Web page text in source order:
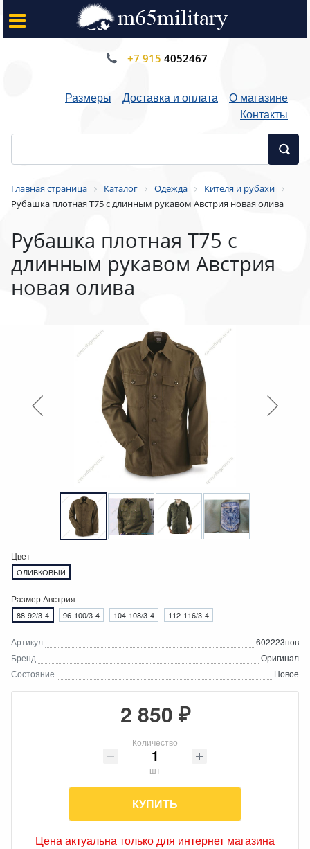
+7 915 4052467
Размеры Доставка и оплата
О магазине
Контакты
Главная страница Каталог Одежда
Кителя и рубахи
Рубашка плотная T75 с длинным рукавом Австрия новая олива
Рубашка плотная T75 с
длинным рукавом Австрия
новая олива
Цвет
ОЛИВКОВЫЙ
Размер Австрия
88-92/3-4 96-100/3-4 104-108/3-4 112-116/3-4
Артикул
602223нов
Бренд
Оригинал
Состояние
Новое
2 850 ₽
Количество
шт
КУПИТЬ
Цена актуальна только для интернет магазина